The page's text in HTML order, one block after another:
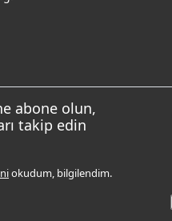
abone olun,
takip edin
okudum, bilgilendim.